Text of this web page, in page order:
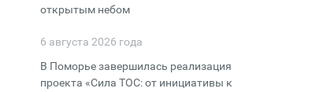
открытым небом
6 августа 2026 года
В Поморье завершилась реализация
проекта «Сила ТОС: от инициативы к